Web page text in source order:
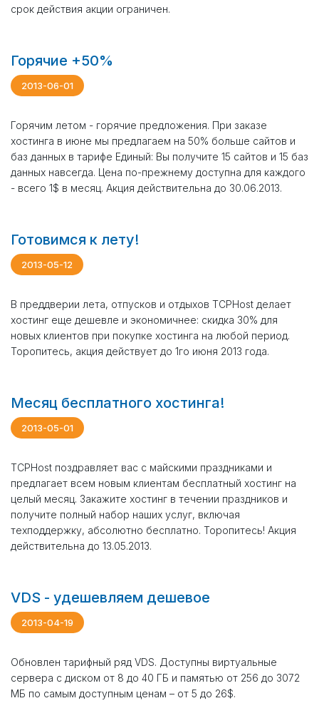
срок действия акции ограничен.
Горячие +50%
2013-06-01
Горячим летом - горячие предложения. При заказе
хостинга в июне мы предлагаем на 50% больше сайтов и
баз данных в тарифе Единый: Вы получите 15 сайтов и 15 баз
данных навсегда. Цена по-прежнему доступна для каждого
- всего 1$ в месяц. Акция действительна до 30.06.2013.
Готовимся к лету!
2013-05-12
В преддверии лета, отпусков и отдыхов TCPHost делает
хостинг еще дешевле и экономичнее: скидка 30% для
новых клиентов при покупке хостинга на любой период.
Торопитесь, акция действует до 1го июня 2013 года.
Месяц бесплатного хостинга!
2013-05-01
TCPHost поздравляет вас с майскими праздниками и
предлагает всем новым клиентам бесплатный хостинг на
целый месяц. Закажите хостинг в течении праздников и
получите полный набор наших услуг, включая
техподдержку, абсолютно бесплатно. Торопитесь! Акция
действительна до 13.05.2013.
VDS - удешевляем дешевое
2013-04-19
Обновлен тарифный ряд VDS. Доступны виртуальные
сервера с диском от 8 до 40 ГБ и памятью от 256 до 3072
МБ по самым доступным ценам – от 5 до 26$.